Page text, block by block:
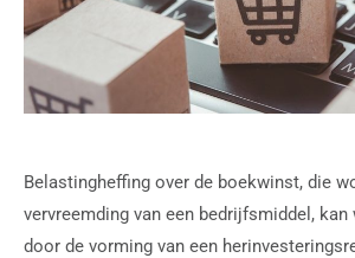
Belastingheffing over de boekwinst, die
vervreemding van een bedrijfsmiddel,
door de vorming van een